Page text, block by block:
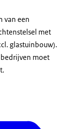
van een
met
glastuinbouw).
moet